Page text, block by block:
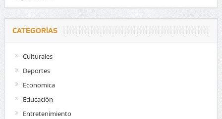
CATEGORÍAS
Culturales
Deportes
Economica
Educación
Entretenimiento